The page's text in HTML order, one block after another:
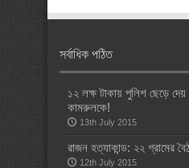
সর্বাধিক পঠিত
১২ লক্ষ টাকায় পুলিশ ছেড়ে দেয়
কামরুলকে!
13th July 2015
রাজন হত্যাকান্ড: ২২ গ্রামের
12th July 2015